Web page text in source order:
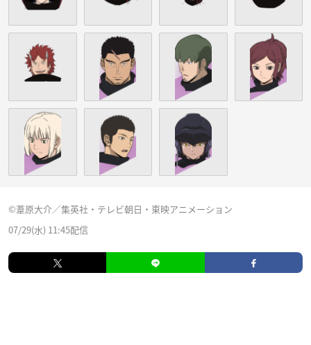
©葦原大介／集英社・テレビ朝日・東映アニメーション
07/29(水) 11:45配信